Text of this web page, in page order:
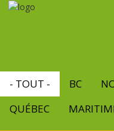
Aller
- TOUT - BC
QUÉBEC